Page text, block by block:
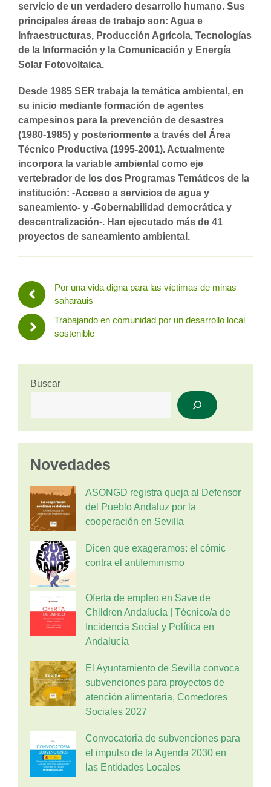
servicio de un verdadero desarrollo humano. Sus
principales áreas de trabajo son: Agua e
Infraestructuras, Producción Agrícola, Tecnologías
de la Información y la Comunicación y Energía
Solar Fotovoltaica.
Desde 1985 SER trabaja la temática ambiental, en
su inicio mediante formación de agentes
campesinos para la prevención de desastres
(1980-1985) y posteriormente a través del Área
Técnico Productiva (1995-2001). Actualmente
incorpora la variable ambiental como eje
vertebrador de los dos Programas Temáticos de la
institución: -Acceso a servicios de agua y
saneamiento- y -Gobernabilidad democrática y
descentralización-. Han ejecutado más de 41
proyectos de saneamiento ambiental.
Por una vida digna para las víctimas de minas
saharauis
Trabajando en comunidad por un desarrollo local
sostenible
Buscar
Novedades
ASONGD registra queja al Defensor
del Pueblo Andaluz por la
cooperación en Sevilla
Dicen que exageramos: el cómic
contra el antifeminismo
Oferta de empleo en Save de
Children Andalucía | Técnico/a de
Incidencia Social y Política en
Andalucía
El Ayuntamiento de Sevilla convoca
subvenciones para proyectos de
atención alimentaria, Comedores
Sociales 2027
Convocatoria de subvenciones para
el impulso de la Agenda 2030 en
las Entidades Locales